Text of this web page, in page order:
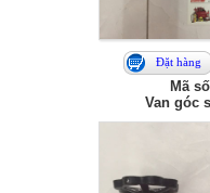
Đặt hàng
Mã
Van góc